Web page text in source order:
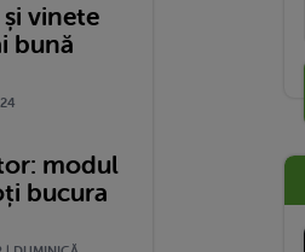
vinete
bună
modul
bucura